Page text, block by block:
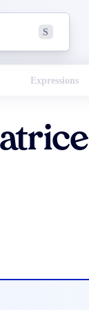
S
Expressions